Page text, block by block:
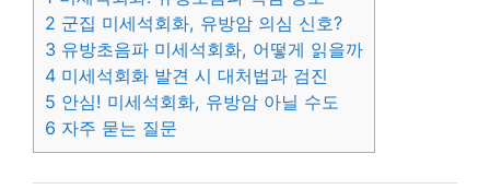
2 군집 미세석회화, 유방암 의심 신호?
3 유방초음파 미세석회화, 어떻게 읽을까
4 미세석회화 발견 시 대처법과 검진
5 안심! 미세석회화, 유방암 아닐 수도
6 자주 묻는 질문